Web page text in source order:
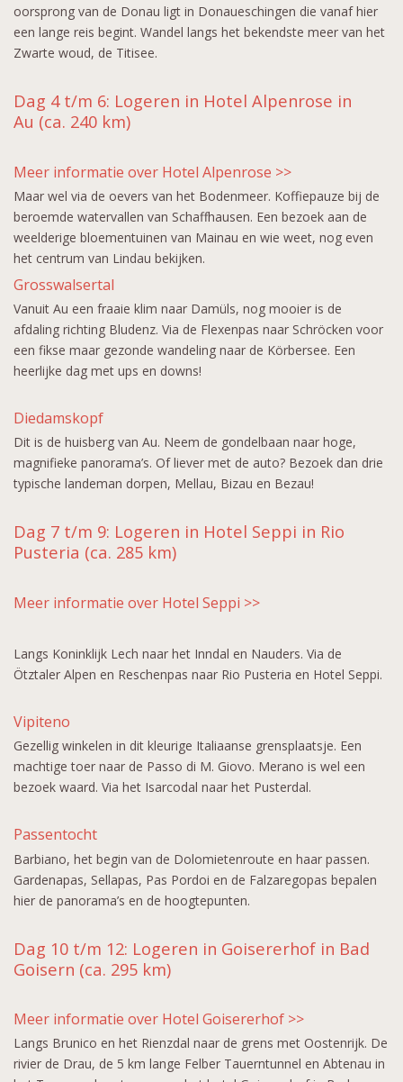
oorsprong van de Donau ligt in Donaueschingen die vanaf hier
een lange reis begint. Wandel langs het bekendste meer van het
Zwarte woud, de Titisee.
Dag 4 t/m 6: Logeren in Hotel Alpenrose in
Au (ca. 240 km)
Meer informatie over Hotel Alpenrose >>
Maar wel via de oevers van het Bodenmeer. Koffiepauze bij de
beroemde watervallen van Schaffhausen. Een bezoek aan de
weelderige bloementuinen van Mainau en wie weet, nog even
het centrum van Lindau bekijken.
Grosswalsertal
Vanuit Au een fraaie klim naar Damüls, nog mooier is de
afdaling richting Bludenz. Via de Flexenpas naar Schröcken voor
een fikse maar gezonde wandeling naar de Körbersee. Een
heerlijke dag met ups en downs!
Diedamskopf
Dit is de huisberg van Au. Neem de gondelbaan naar hoge,
magnifieke panorama’s. Of liever met de auto? Bezoek dan drie
typische landeman dorpen, Mellau, Bizau en Bezau!
Dag 7 t/m 9: Logeren in Hotel Seppi in Rio
Pusteria (ca. 285 km)
Meer informatie over Hotel Seppi >>
Langs Koninklijk Lech naar het Inndal en Nauders. Via de
Ötztaler Alpen en Reschenpas naar Rio Pusteria en Hotel Seppi.
Vipiteno
Gezellig winkelen in dit kleurige Italiaanse grensplaatsje. Een
machtige toer naar de Passo di M. Giovo. Merano is wel een
bezoek waard. Via het Isarcodal naar het Pusterdal.
Passentocht
Barbiano, het begin van de Dolomietenroute en haar passen.
Gardenapas, Sellapas, Pas Pordoi en de Falzaregopas bepalen
hier de panorama’s en de hoogtepunten.
Dag 10 t/m 12: Logeren in Goisererhof in Bad
Goisern (ca. 295 km)
Meer informatie over Hotel Goisererhof >>
Langs Brunico en het Rienzdal naar de grens met Oostenrijk. De
rivier de Drau, de 5 km lange Felber Tauerntunnel en Abtenau in